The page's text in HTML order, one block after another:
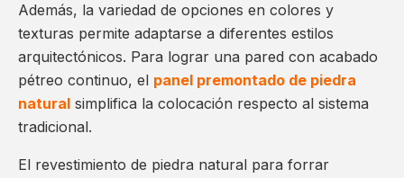
Además, la variedad de opciones en colores y
texturas permite adaptarse a diferentes estilos
arquitectónicos. Para lograr una pared con acabado
pétreo continuo, el panel premontado de piedra
natural simplifica la colocación respecto al sistema
tradicional.
El revestimiento de piedra natural para forrar